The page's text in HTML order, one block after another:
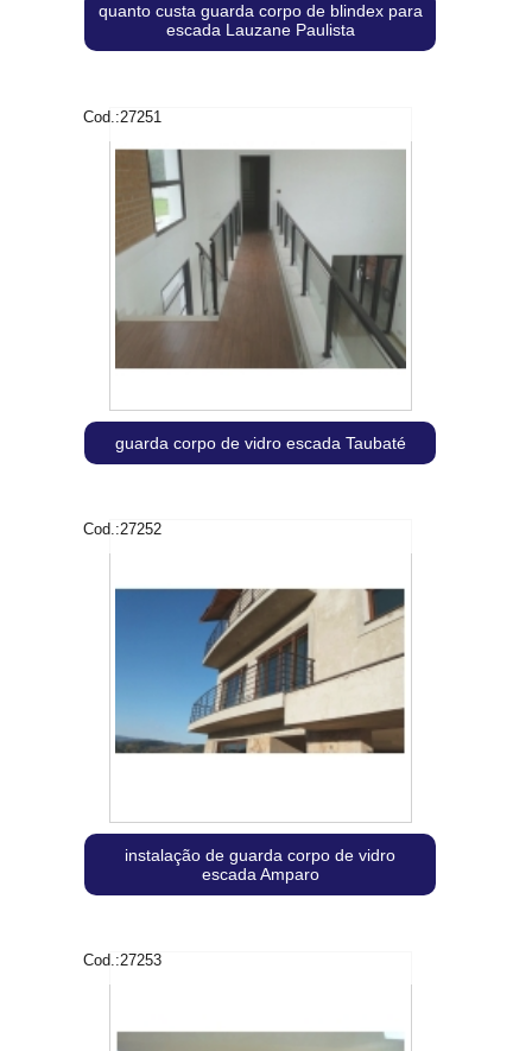
quanto custa guarda corpo de blindex para
escada Lauzane Paulista
Cod.:27251
guarda corpo de vidro escada Taubaté
Cod.:27252
instalação de guarda corpo de vidro
escada Amparo
Cod.:27253